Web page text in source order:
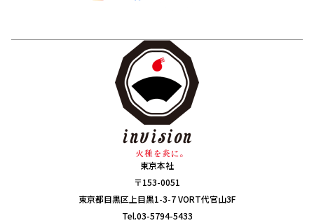
東京本社
〒153-0051
東京都目黒区上目黒1-3-7 VORT代官山3F
Tel.03-5794-5433